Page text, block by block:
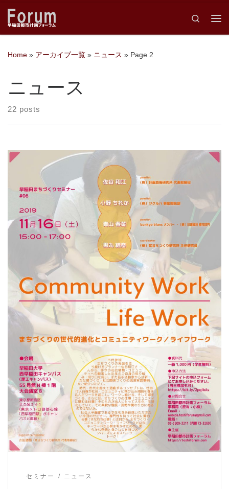
Skip to content
Search
Home » アーカイブ一覧 » ニュース » Page 2
ニュース
22 posts
セミナー ニュース